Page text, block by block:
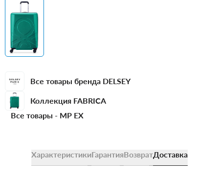
Все товары бренда DELSEY
Коллекция FABRICA
Все товары - MP EX
ХарактеристикиГарантияВозвратДоставка